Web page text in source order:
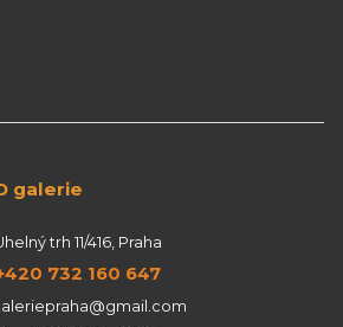
trh 11/416, Praha
732 160 647